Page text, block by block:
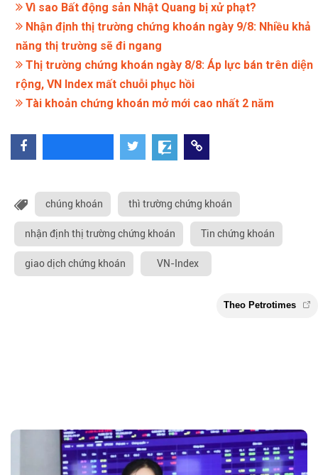
Vì sao Bất động sản Nhật Quang bị xử phạt?
Nhận định thị trường chứng khoán ngày 9/8: Nhiều khả
năng thị trường sẽ đi ngang
Thị trường chứng khoán ngày 8/8: Áp lực bán trên diện
rộng, VN Index mất chuỗi phục hồi
Tài khoản chứng khoán mở mới cao nhất 2 năm
chúng khoán thì trường chứng khoán
nhận định thị trường chứng khoán Tin chứng khoán
giao dịch chứng khoán VN-Index